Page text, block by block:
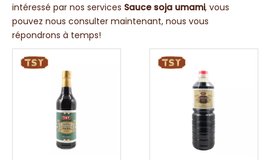
intéressé par nos services Sauce soja umami, vous
pouvez nous consulter maintenant, nous vous
répondrons à temps!